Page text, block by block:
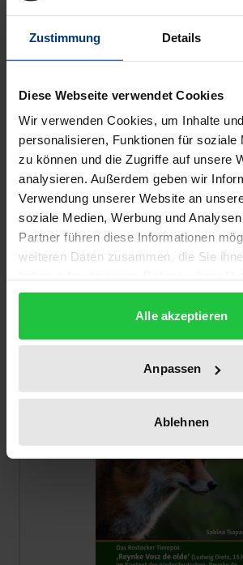
Zustimmung Details
Diese Webseite verwendet Cookies
Wir verwenden Cookies, um Inhalte
personalisieren, Funktionen für soziale
zu können und die Zugriffe auf unsere
analysieren. Außerdem geben wir
Verwendung unserer Website an
soziale Medien, Werbung und
Partner führen diese Informationen
weiteren Daten zusammen, die Sie
gesammelt haben.
Alle akzeptieren
Anpassen
Ablehnen
"...Heimat, die doch meine
ist…"
Der Preis dieses Titels richtet
Tectum, 1. Auflage 2018
68,00 €
Zur Auswahl